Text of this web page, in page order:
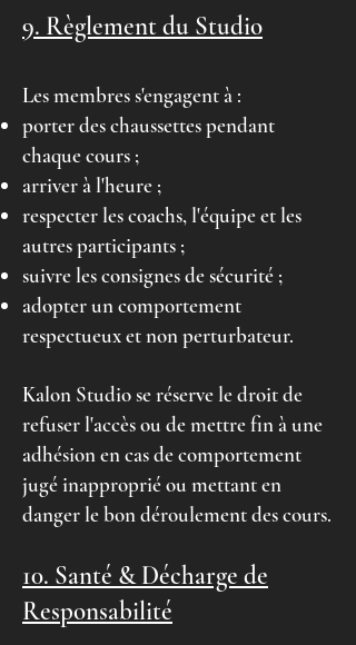
9. Règlement du Studio
Les membres s'engagent à :
porter des chaussettes pendant
chaque cours ;
arriver à l'heure ;
respecter les coachs, l'équipe et les
autres participants ;
suivre les consignes de sécurité ;
adopter un comportement
respectueux et non perturbateur.
Kalon Studio se réserve le droit de
refuser l'accès ou de mettre fin à une
adhésion en cas de comportement
jugé inapproprié ou mettant en
danger le bon déroulement des cours.
10. Santé & Décharge de
Responsabilité